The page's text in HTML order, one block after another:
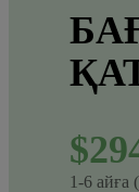
1-6 айға